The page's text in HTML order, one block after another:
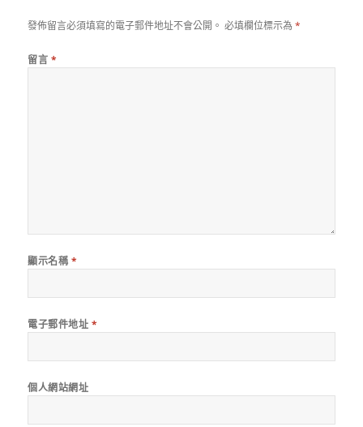
發佈留言必須填寫的電子郵件地址不會公開。 必填欄位標示為*
留言 *
顯示名稱 *
電子郵件地址 *
個人網站網址